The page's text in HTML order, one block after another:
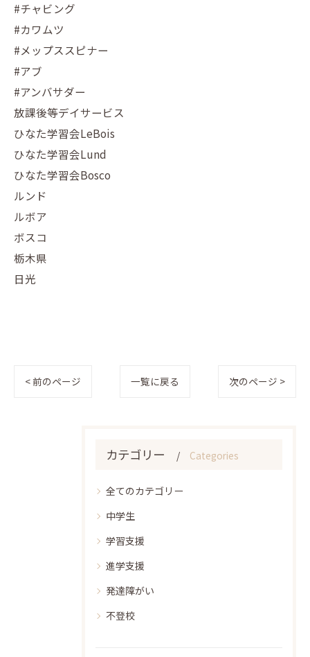
#チャビング
#カワムツ
#メップススピナー
#アブ
#アンバサダー
放課後等デイサービス
ひなた学習会LeBois
ひなた学習会Lund
ひなた学習会Bosco
ルンド
ルボア
ボスコ
栃木県
日光
< 前のページ 一覧に戻る 次のページ >
カテゴリー Categories
全てのカテゴリー
中学生
学習支援
進学支援
発達障がい
不登校